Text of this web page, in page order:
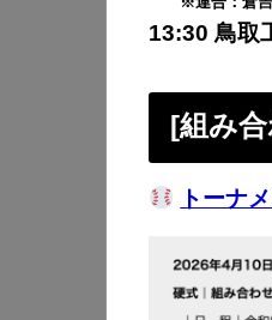
13:30 鳥取
[組み
トーナ